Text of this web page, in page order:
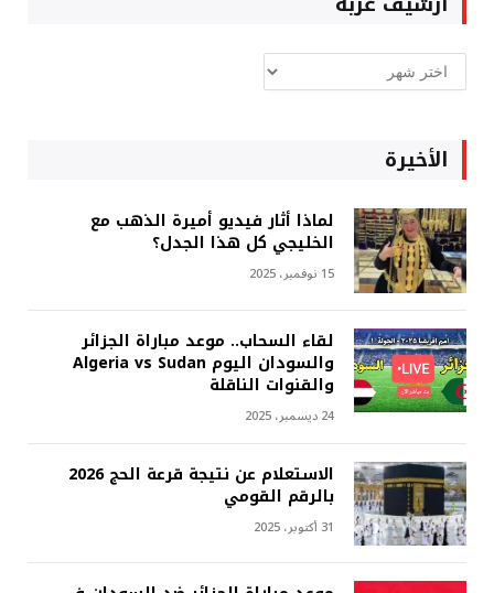
ارشيف
غربة
الأخيرة
لماذا أثار فيديو أميرة الذهب مع
الخليجي كل هذا الجدل؟
15 نوفمبر، 2025
لقاء السحاب.. موعد مباراة الجزائر
والسودان اليوم Algeria vs Sudan
والقنوات الناقلة
24 ديسمبر، 2025
الاستعلام عن نتيجة قرعة الحج 2026
بالرقم القومي
31 أكتوبر، 2025